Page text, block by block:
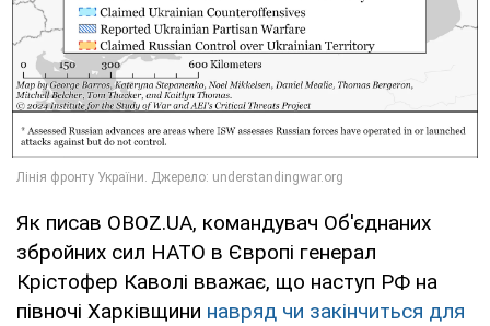
Як писав OBOZ.UA, командувач Об'єднаних
збройних сил НАТО в Європі генерал
Крістофер Каволі вважає, що наступ РФ на
півночі Харківщини навряд чи закінчиться для